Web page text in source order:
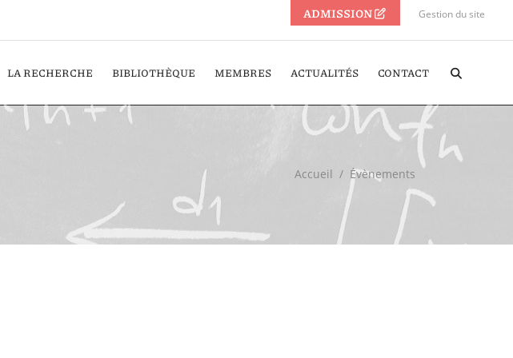
ADMISSION Gestion du site
LA RECHERCHE BIBLIOTHÈQUE MEMBRES ACTUALITÉS CONTACT
Accueil / Évènements